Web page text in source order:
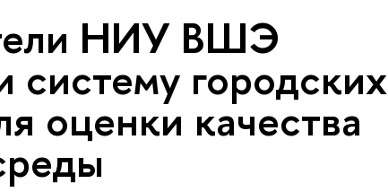
НИУ ВШЭ
систему городских
оценки качества